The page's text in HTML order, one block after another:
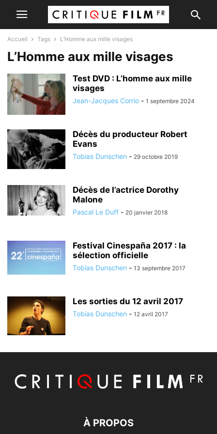
Accueil Tags L’Homme aux mille visages
L’Homme aux mille visages
Test DVD : L’homme aux mille
visages
Jean-Jacques Corrio - 1 septembre 2024
Décès du producteur Robert
Evans
Tobias Dunschen - 29 octobre 2019
Décès de l’actrice Dorothy
Malone
Pascal Le Duff - 20 janvier 2018
Festival Cinespaña 2017 : la
sélection officielle
Tobias Dunschen - 13 septembre 2017
Les sorties du 12 avril 2017
Tobias Dunschen - 12 avril 2017
À PROPOS